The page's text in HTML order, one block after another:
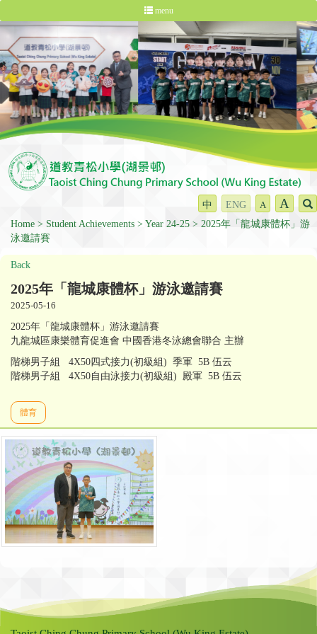
menu
中 ENG A A
Home Student Achievements Year 24-25
2025年「龍城康體杯」游
泳邀請賽
Back
2025年「龍城康體杯」游泳邀請賽
2025-05-16
2025年「龍城康體杯」游泳邀請賽
九龍城區康樂體育促進會 中國香港冬泳總會聯合 主辦
階梯男子組 4X50四式接力(初級組) 季軍 5B 伍云
階梯男子組 4X50自由泳接力(初級組) 殿軍 5B 伍云
體育